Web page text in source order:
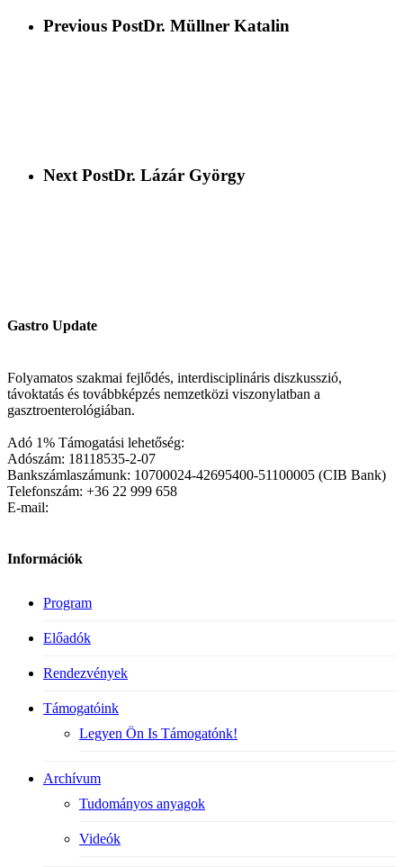
Previous PostDr. Müllner Katalin
Next PostDr. Lázár György
Gastro Update
Folyamatos szakmai fejlődés, interdisciplináris diszkusszió,
távoktatás és továbbképzés nemzetközi viszonylatban a
gasztroenterológiában.
Adó 1% Támogatási lehetőség:
Adószám: 18118535-2-07
Bankszámlaszámunk: 10700024-42695400-51100005 (CIB Bank)
Telefonszám: +36 22 999 658
E-mail:
Információk
Program
Előadók
Rendezvények
Támogatóink
Legyen Ön Is Támogatónk!
Archívum
Tudományos anyagok
Videók